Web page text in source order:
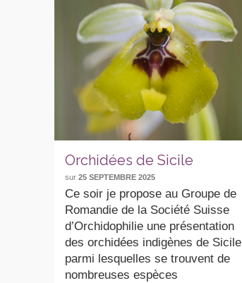
Orchidées de Sicile
sur25 SEPTEMBRE 2025
Ce soir je propose au Groupe de
Romandie de la Société Suisse
d’Orchidophilie une présentation
des orchidées indigènes de Sicile
parmi lesquelles se trouvent de
nombreuses espèces